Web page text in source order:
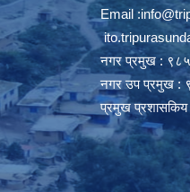
Email :
नगर प्रमुख :
नगर उप प्रमुख :
प्रमुख